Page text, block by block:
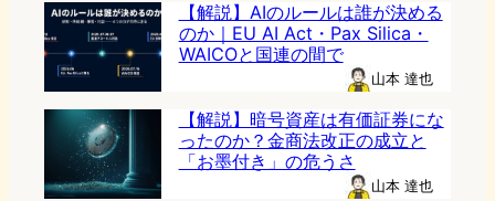
【解説】AIのルールは誰が決める
のか｜EU AI Act・Pax Silica・
WAICOと国連の間で
山本 達也
【解説】暗号資産は有価証券にな
ったのか？金商法改正の成立と
「お墨付き」の危うさ
山本 達也